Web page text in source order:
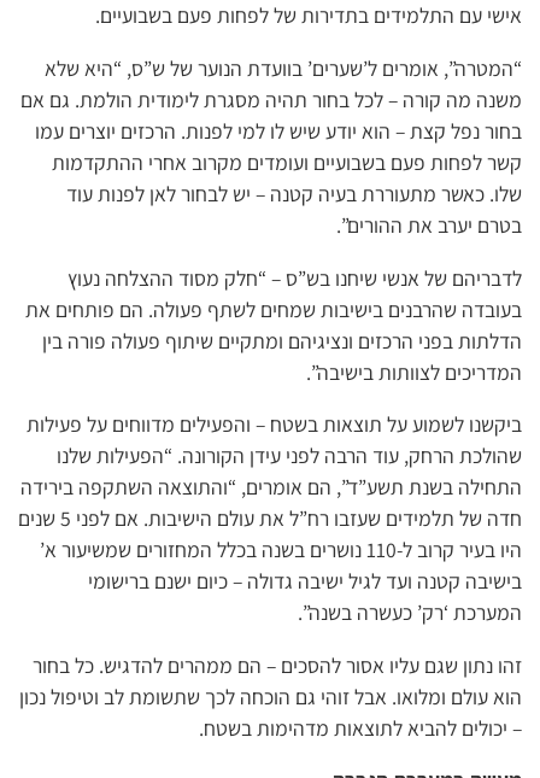
אישי עם התלמידים בתדירות של לפחות פעם בשבועיים.
“המטרה”, אומרים ל’שערים’ בוועדת הנוער של ש”ס, “היא שלא
משנה מה קורה – לכל בחור תהיה מסגרת לימודית הולמת. גם אם
בחור נפל קצת – הוא יודע שיש לו למי לפנות. הרכזים יוצרים עמו
קשר לפחות פעם בשבועיים ועומדים מקרוב אחרי ההתקדמות
שלו. כאשר מתעוררת בעיה קטנה – יש לבחור לאן לפנות עוד
בטרם יערב את ההורים”.
לדבריהם של אנשי שיחנו בש”ס – “חלק מסוד ההצלחה נעוץ
בעובדה שהרבנים בישיבות שמחים לשתף פעולה. הם פותחים את
הדלתות בפני הרכזים ונציגיהם ומתקיים שיתוף פעולה פורה בין
המדריכים לצוותות בישיבה”.
ביקשנו לשמוע על תוצאות בשטח – והפעילים מדווחים על פעילות
שהולכת הרחק, עוד הרבה לפני עידן הקורונה. “הפעילות שלנו
התחילה בשנת תשע”ד”, הם אומרים, “והתוצאה השתקפה בירידה
חדה של תלמידים שעזבו רח”ל את עולם הישיבות. אם לפני 5 שנים
היו בעיר קרוב ל-110 נושרים בשנה בכלל המחזורים שמשיעור א’
בישיבה קטנה ועד לגיל ישיבה גדולה – כיום ישנם ברישומי
המערכת ‘רק’ כעשרה בשנה”.
זהו נתון שגם עליו אסור להסכים – הם ממהרים להדגיש. כל בחור
הוא עולם ומלואו. אבל זוהי גם הוכחה לכך שתשומת לב וטיפול נכון
– יכולים להביא לתוצאות מדהימות בשטח.